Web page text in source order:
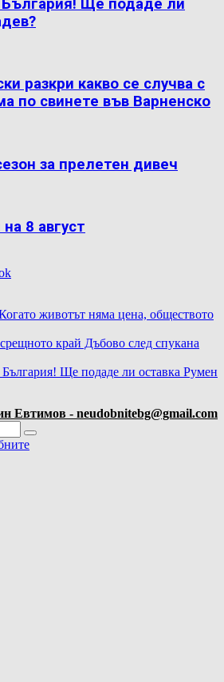
България! Ще подаде ли
разкри какво се случва с
по свинете във Варненско
за прелетен дивеч
8 август
животът няма цена, обществото
край Дъбово след спукана
Ще подаде ли оставка Румен
Евтимов - neudobnitebg@gmail.com